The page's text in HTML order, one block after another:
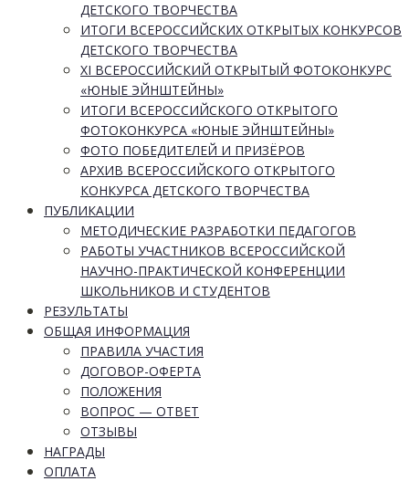
ДЕТСКОГО ТВОРЧЕСТВА
ИТОГИ ВСЕРОССИЙСКИХ ОТКРЫТЫХ КОНКУРСОВ
ДЕТСКОГО ТВОРЧЕСТВА
XI ВСЕРОССИЙСКИЙ ОТКРЫТЫЙ ФОТОКОНКУРС
«ЮНЫЕ ЭЙНШТЕЙНЫ»
ИТОГИ ВСЕРОССИЙСКОГО ОТКРЫТОГО
ФОТОКОНКУРСА «ЮНЫЕ ЭЙНШТЕЙНЫ»
ФОТО ПОБЕДИТЕЛЕЙ И ПРИЗЁРОВ
АРХИВ ВСЕРОССИЙСКОГО ОТКРЫТОГО
КОНКУРСА ДЕТСКОГО ТВОРЧЕСТВА
ПУБЛИКАЦИИ
МЕТОДИЧЕСКИЕ РАЗРАБОТКИ ПЕДАГОГОВ
РАБОТЫ УЧАСТНИКОВ ВСЕРОССИЙСКОЙ
НАУЧНО-ПРАКТИЧЕСКОЙ КОНФЕРЕНЦИИ
ШКОЛЬНИКОВ И СТУДЕНТОВ
РЕЗУЛЬТАТЫ
ОБЩАЯ ИНФОРМАЦИЯ
ПРАВИЛА УЧАСТИЯ
ДОГОВОР-ОФЕРТА
ПОЛОЖЕНИЯ
ВОПРОС — ОТВЕТ
ОТЗЫВЫ
НАГРАДЫ
ОПЛАТА